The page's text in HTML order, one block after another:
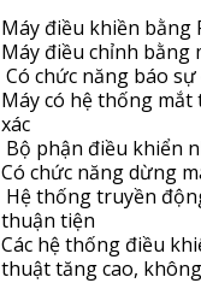
Máy điều khiền bằng
Máy điều chỉnh bằng
Có chức năng báo
Máy có hệ thống
xác
Bộ phận điều khiển
Có chức năng dừng
Hệ thống truyền
thuận tiện
Các hệ thống điều
thuật tăng cao,